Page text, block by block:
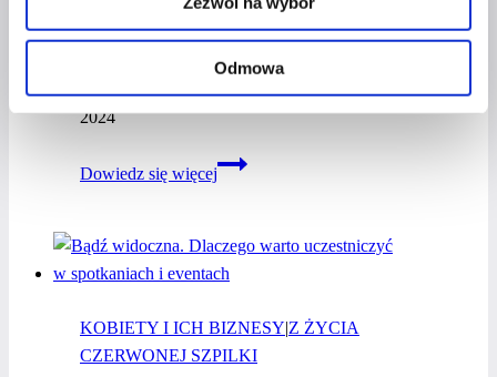
Odmowa
ZMIAN
PrzezKasia Gostrowska 28 grudnia 202428 grudnia
2024
Dowiedz się więcej
Udział
Twoje drzwi
do nowych
i wielkich
zmian
KOBIETY I ICH BIZNESY|Z ŻYCIA
CZERWONEJ SZPILKI